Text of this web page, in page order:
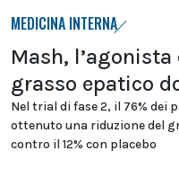
MEDICINA INTERNA
Mash,
grasso epatico
Nel trial di fase 2, il 76% dei
ottenuto una riduzione del
contro il 12% con placebo